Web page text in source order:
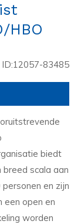
HBO
ID:12057-83485
biedt
scala aan
en zijn
een open en
worden